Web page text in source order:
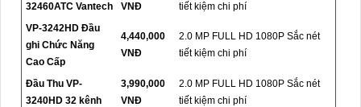
32460ATC Vantech
VNĐ
tiết kiệm chi phí
VP-3242HD Đầu
ghi Chức Năng
Cao Cấp
4,440,000
VNĐ
2.0 MP FULL HD 1080P Sắc nét
tiết kiệm chi phí
Đầu Thu VP-
3240HD 32 kênh
3,990,000
VNĐ
2.0 MP FULL HD 1080P Sắc nét
tiết kiệm chi phí